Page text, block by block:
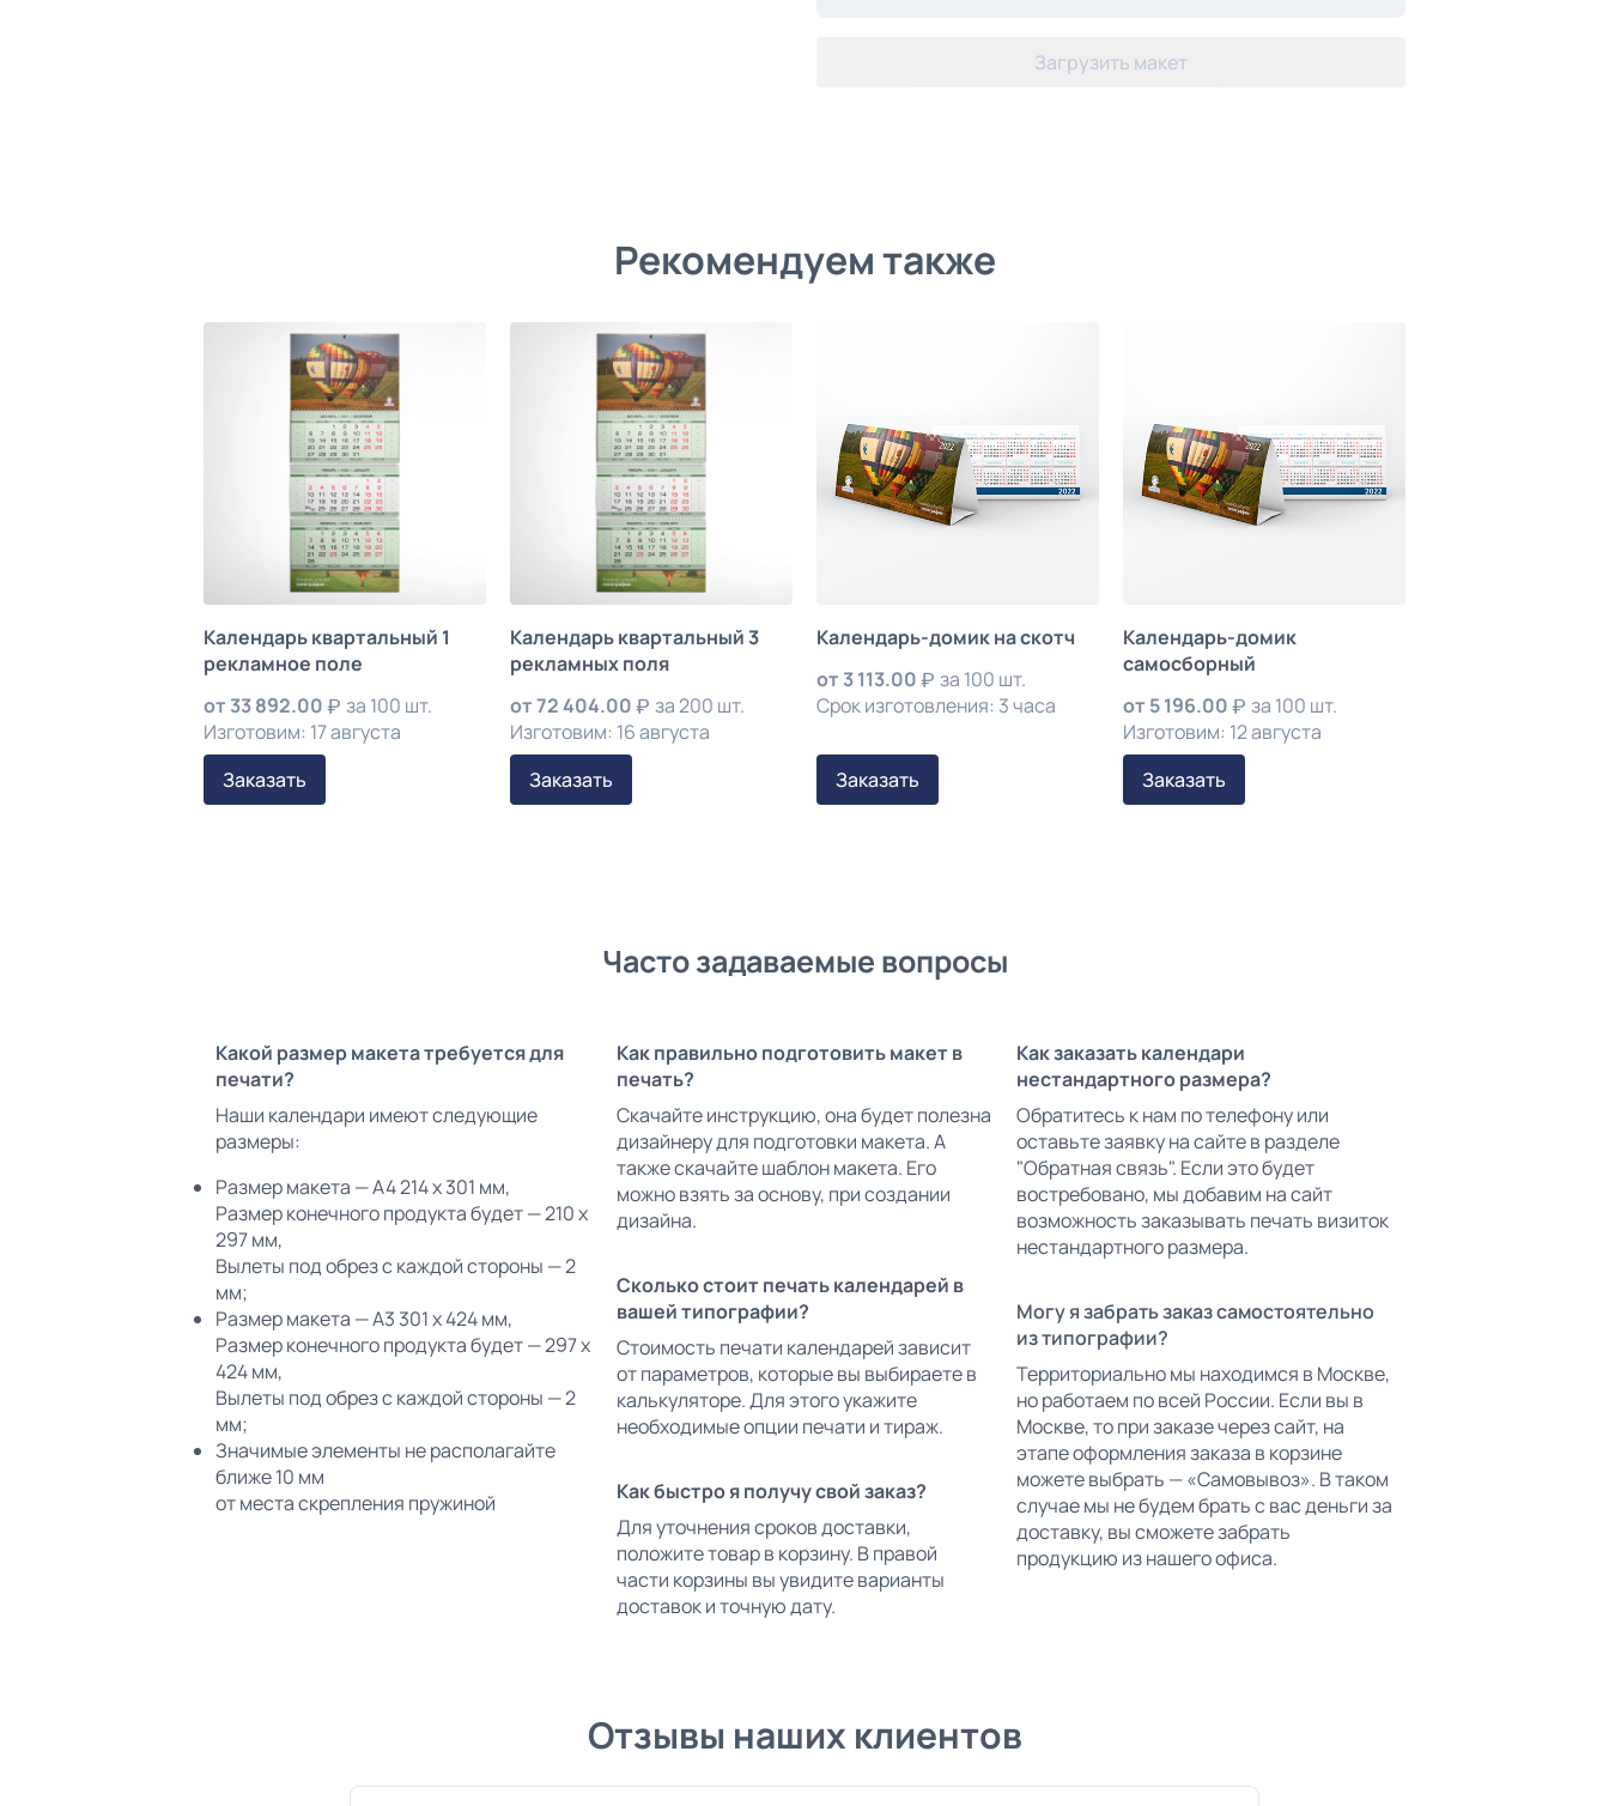
Загрузить макет
Рекомендуем также
Календарь квартальный 1
рекламное поле
от 33 892.00
за 100 шт.
Изготовим: 17 августа
Заказать
Календарь квартальный 3
рекламных поля
от72 404.00
за 200 шт.
Изготовим: 16 августа
Заказать
Календарь-домик на скотч
от 3 113.00
за 100 шт.
Срок изготовления: 3 часа
Заказать
Календарь-домик
самосборный
от 5 196.00
за 100 шт.
Изготовим: 12 августа
Заказать
Часто задаваемые вопросы
Какой размер макета требуется для
печати?
Наши календари имеют следующие
размеры:
Размер макета — А4 214 х 301 мм,
Размер конечного продукта будет — 210 х
297 мм,
Вылеты под обрез с каждой стороны — 2
мм;
Размер макета — А3 301 х 424 мм,
Размер конечного продукта будет — 297 х
424 мм,
Вылеты под обрез с каждой стороны — 2
мм;
Значимые элементы не располагайте
ближе 10 мм
от места скрепления пружиной
Как правильно подготовить макет в
печать?
Скачайте инструкцию, она будет полезна
дизайнеру для подготовки макета. А
также скачайте шаблон макета. Его
можно взять за основу, при создании
дизайна.
Сколько стоит печать календарей в
вашей типографии?
Стоимость печати календарей зависит
от параметров, которые вы выбираете в
калькуляторе. Для этого укажите
необходимые опции печати и тираж.
Как быстро я получу свой заказ?
Для уточнения сроков доставки,
положите товар в корзину. В правой
части корзины вы увидите варианты
доставок и точную дату.
Как заказать календари
нестандартного размера?
Обратитесь к нам по телефону или
оставьте заявку на сайте в разделе
"Обратная связь". Если это будет
востребовано, мы добавим на сайт
возможность заказывать печать визиток
нестандартного размера.
Могу я забрать заказ самостоятельно
из типографии?
Территориально мы находимся в Москве,
но работаем по всей России. Если вы в
Москве, то при заказе через сайт, на
этапе оформления заказа в корзине
можете выбрать — «Самовывоз». В таком
случае мы не будем брать с вас деньги за
доставку, вы сможете забрать
продукцию из нашего офиса.
Отзывы наших клиентов